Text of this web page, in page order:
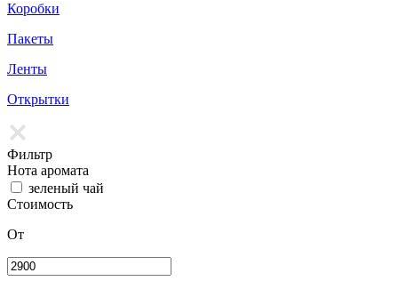
Коробки
Пакеты
Ленты
Открытки
Фильтр
Нота аромата
зеленый чай
Стоимость
От